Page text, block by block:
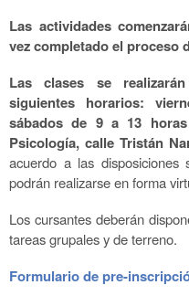
Las actividades
vez completado el proceso
Las clases se
siguientes horarios:
sábados de 9 a 13
Psicología, calle Tristán
acuerdo a las disposiciones
podrán realizarse en forma
Los cursantes deberán
tareas grupales y de terreno.
Formulario de pre-